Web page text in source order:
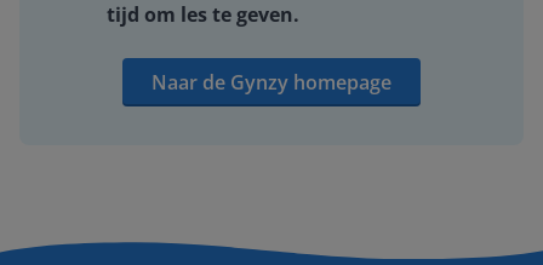
tijd om les te geven.
Naar de Gynzy homepage